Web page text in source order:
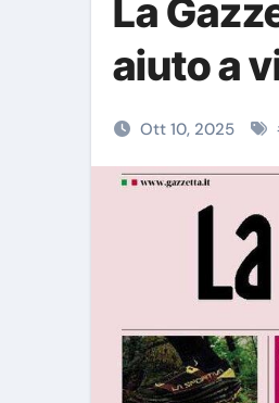
La
aiuto a
Ott 10, 2025